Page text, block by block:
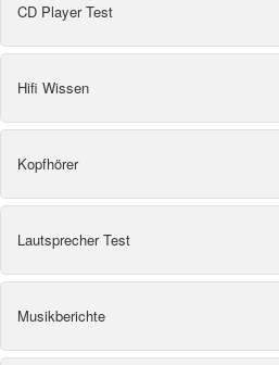
CD Player Test
Hifi Wissen
Kopfhörer
Lautsprecher Test
Musikberichte